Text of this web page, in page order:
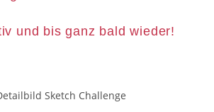
und bis ganz bald wieder!